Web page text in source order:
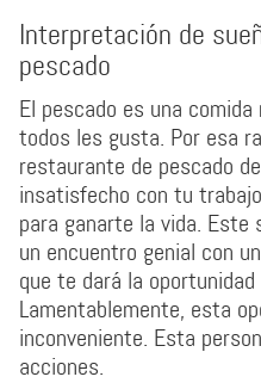
Interpretación de
pescado
El pescado es una
todos les gusta. Por esa
restaurante de pescado
insatisfecho con tu
para ganarte la vida. Este
un encuentro genial con
que te dará la
Lamentablemente, esta
inconveniente. Esta
acciones.